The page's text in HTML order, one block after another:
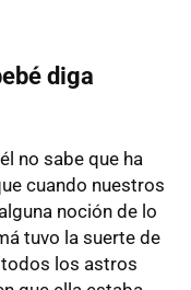
diga
no sabe que ha
cuando nuestros
noción de lo
tuvo la suerte de
los astros